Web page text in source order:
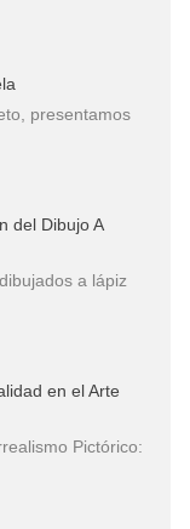
presentamos
del Dibujo A
a lápiz
en el Arte
Pictórico: